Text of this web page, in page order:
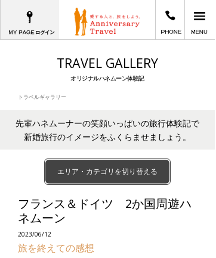
愛する人と、旅をし
TRAVEL GALLERY
オリジナルハネムーン体験記
トラベルギャラリー
先輩ハネムーナーの笑顔いっぱいの旅行体験記で
新婚旅行のイメージをふくらませましょう。
エリア・カテゴリを切り替える
フランス＆ドイツ 2か国周遊ハ
ネムーン
2023/06/12
旅を終えての感想